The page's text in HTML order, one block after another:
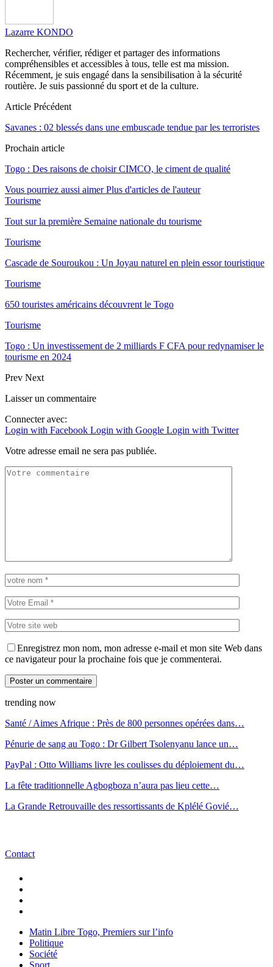
Lazarre KONDO
Rechercher, vérifier, rédiger et partager des informations
compréhensibles et accessibles à tous, telle est ma mission.
Récemment, je suis engagé dans la sensibilisation à la sécurité
routière. Je suis passionné du sport et de la culture.
Article Précédent
Savanes : 02 blessés dans une embuscade tendue par les terroristes
Prochain article
Togo : Des raisons de choisir CIMCO, le ciment de qualité
Vous pourriez aussi aimer Plus d'articles de l'auteur
Tourisme
Tout sur la première Semaine nationale du tourisme
Tourisme
Cascade de Souroukou : Un Joyau naturel en plein essor touristique
Tourisme
650 touristes américains découvrent le Togo
Tourisme
Togo : Un investissement de 2 milliards F CFA pour redynamiser le
tourisme en 2024
Prev Next
Laisser un commentaire
Connecter avec:
Login with Facebook Login with Google Login with Twitter
Votre adresse email ne sera pas publiée.
Enregistrez mon nom, mon adresse e-mail et mon site Web dans
ce navigateur pour la prochaine fois que je commenterai.
trending now
Santé / Aimes Afrique : Près de 800 personnes opérées dans…
Pénurie de sang au Togo : Dr Gilbert Tsolenyanu lance un…
PayPal : Otto Williams livre les coulisses du déploiement du…
La fête traditionnelle Agbogboza n’aura pas lieu cette…
La Grande Retrouvaille des ressortissants de Kplélé Govié…
Contact
Matin Libre Togo, Premiers sur l’info
Politique
Société
Sport